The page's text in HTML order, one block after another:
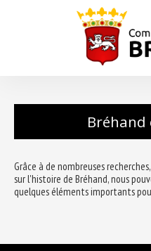
Grâce à de nombreuses
sur l'histoire de Bréhand, nous
quelques éléments importants